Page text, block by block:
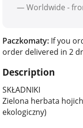
— Worldwide -
Paczkomaty: If you
order delivered in 2
Description
SKŁADNIKI
Zielona herbata
ekologiczny)